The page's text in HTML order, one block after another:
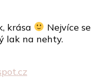
krása
Nejvíce se
lak na nehty.